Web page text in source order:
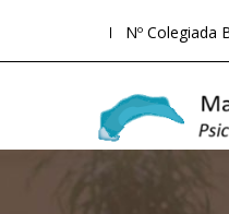
Nº Colegiada